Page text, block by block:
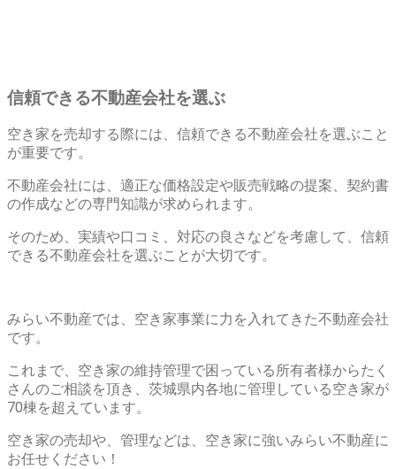
信頼できる不動産会社を選ぶ
空き家を売却する際には、信頼できる不動産会社を選ぶこと
が重要です。
不動産会社には、適正な価格設定や販売戦略の提案、契約書
の作成などの専門知識が求められます。
そのため、実績や口コミ、対応の良さなどを考慮して、信頼
できる不動産会社を選ぶことが大切です。
みらい不動産では、空き家事業に力を入れてきた不動産会社
です。
これまで、空き家の維持管理で困っている所有者様からたく
さんのご相談を頂き、茨城県内各地に管理している空き家が
70棟を超えています。
空き家の売却や、管理などは、空き家に強いみらい不動産に
お任せください！